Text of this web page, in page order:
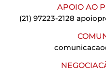
APOIO AO
(21) 97223-2128